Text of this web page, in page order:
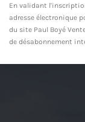
En validant
adresse électronique
du site Paul Boyé
de désabonnement